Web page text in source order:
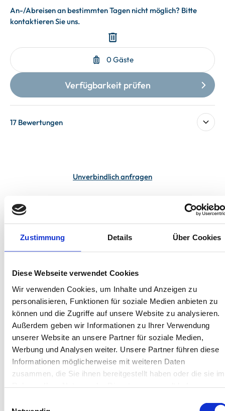
Zustimmung Details Über Cookies
Diese Webseite verwendet Cookies
Wir verwenden Cookies, um Inhalte und Anzeigen zu
personalisieren, Funktionen für soziale Medien anbieten zu
können und die Zugriffe auf unsere Website zu analysieren.
Außerdem geben wir Informationen zu Ihrer Verwendung
unserer Website an unsere Partner für soziale Medien,
Werbung und Analysen weiter. Unsere Partner führen diese
Informationen möglicherweise mit weiteren Daten
zusammen, die Sie ihnen bereitgestellt haben oder die sie im
17 Bewertungen
Unverbindlich anfragen
In deiner Buchung inbegriffen
Bis 60 Tage vorab kostenfrei stornieren
Best-Preis-Garantie für Ihren Urlaub
Kartenzahlung möglich
Wäschepakete inklusive
Anton-Günther-Straße 4, 26486 Wangerooge
Objekt-Nr.: 260020
Diese Unterkunft teilen: